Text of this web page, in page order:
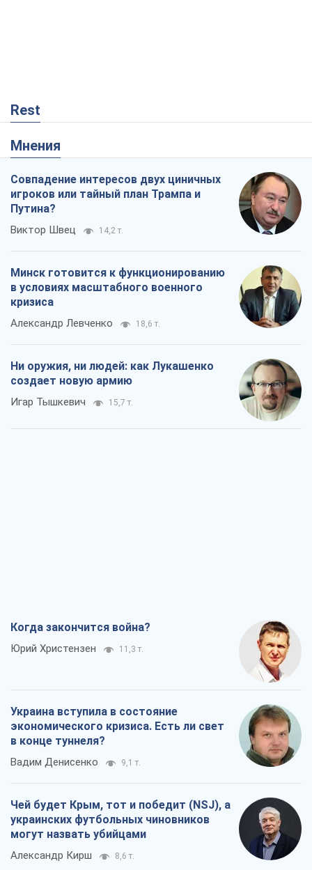
Rest
Мнения
Совпадение интересов двух циничных
игроков или тайный план Трампа и
Путина?
Виктор Швец 14,2 т.
Минск готовится к функционированию
в условиях масштабного военного
кризиса
Александр Левченко 18,6 т.
Ни оружия, ни людей: как Лукашенко
создает новую армию
Игар Тышкевич 15,7 т.
Когда закончится война?
Юрий Христензен 11,3 т.
Украина вступила в состояние
экономического кризиса. Есть ли свет
в конце туннеля?
Вадим Денисенко 9,1 т.
Чей будет Крым, тот и победит (NSJ), а
украинских футбольных чиновников
могут назвать убийцами
Александр Кирш 8,6 т.